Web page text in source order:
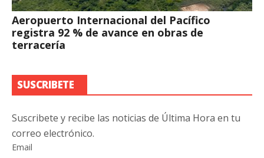
Aeropuerto Internacional del Pacífico
registra 92 % de avance en obras de
terracería
SUSCRIBETE
Suscribete y recibe las noticias de Última Hora en tu
correo electrónico.
Email